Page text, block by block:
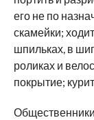
его не по
скамейки;
шпильках, в
роликах и
покрытие;